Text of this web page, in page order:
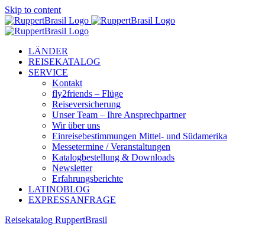
Skip to content
LÄNDER
REISEKATALOG
SERVICE
Kontakt
fly2friends – Flüge
Reiseversicherung
Unser Team – Ihre Ansprechpartner
Wir über uns
Einreisebestimmungen Mittel- und Südamerika
Messetermine / Veranstaltungen
Katalogbestellung & Downloads
Newsletter
Erfahrungsberichte
LATINOBLOG
EXPRESSANFRAGE
Reisekatalog RuppertBrasil